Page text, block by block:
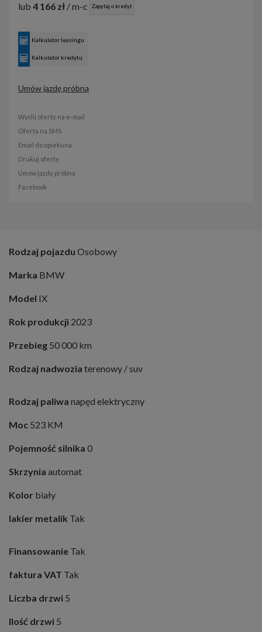
lub 4 166 zł / m-c Zapytaj o kredyt
Kalkulator leasingu
Kalkulator kredytu
Umów jazdę próbną
Wyślij ofertę na e-mail
Oferta na SMS
Email do opiekuna
Drukuj ofertę
Umów jazdę próbną
Facebook
Rodzaj pojazdu Osobowy
Marka BMW
Model IX
Rok produkcji 2023
Przebieg 50 000 km
Rodzaj nadwozia terenowy / suv
Rodzaj paliwa napęd elektryczny
Moc 523 KM
Pojemność silnika 0
Skrzynia automat
Kolor biały
lakier metalik Tak
Finansowanie Tak
faktura VAT Tak
Liczba drzwi 5
Ilość drzwi 5